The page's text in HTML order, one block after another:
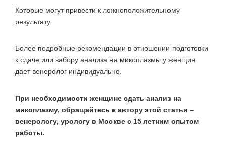
Которые могут привести к ложноположительному
результату.
Более подробные рекомендации в отношении подготовки
к сдаче или забору анализа на микоплазмы у женщин
дает венеролог индивидуально.
При необходимости женщине сдать анализ на
микоплазму, обращайтесь к автору этой статьи –
венерологу, урологу в Москве с 15 летним опытом
работы.